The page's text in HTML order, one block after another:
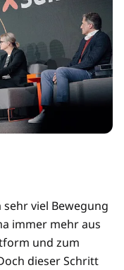
sehr viel Bewegung
immer mehr aus
und zum
dieser Schritt